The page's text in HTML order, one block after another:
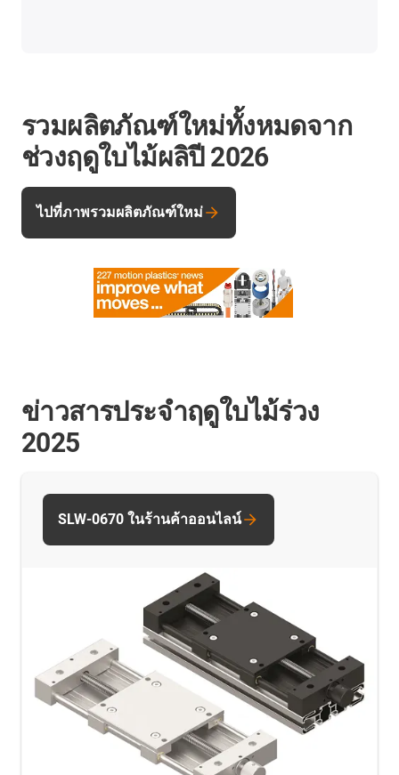
รวมผลิตภัณฑ์ใหม่ทั้งหมดจาก
ช่วงฤดูใบไม้ผลิปี 2026
ไปที่ภาพรวมผลิตภัณฑ์ใหม่
ข่าวสารประจำฤดูใบไม้ร่วง
2025
SLW-0670 ในร้านค้าออนไลน์